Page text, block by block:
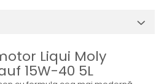
Liqui Moly
15W-40 5L